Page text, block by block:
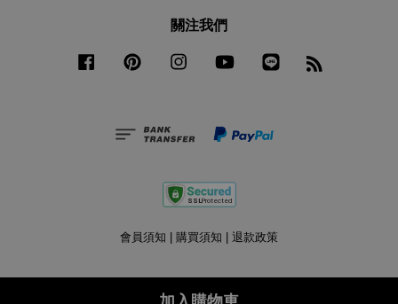
關注我們
Facebook Pinterest Instagram YouTube
會員須知 購買須知 退款政策